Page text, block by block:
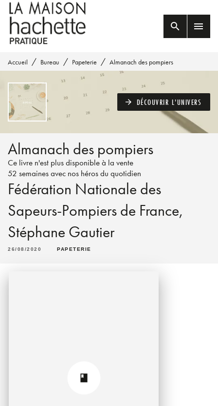
MENU RECHERCHE
PIED DE PAGE
search menu
Accueil / Bureau / Papeterie / Almanach des pompiers
arrow_forward DÉCOUVRIR L'UNIVERS
Almanach des pompiers
Ce livre n'est plus disponible à la vente
52 semaines avec nos héros du quotidien
Fédération Nationale des
Sapeurs-Pompiers de France,
Stéphane Gautier
26/08/2020 PAPETERIE